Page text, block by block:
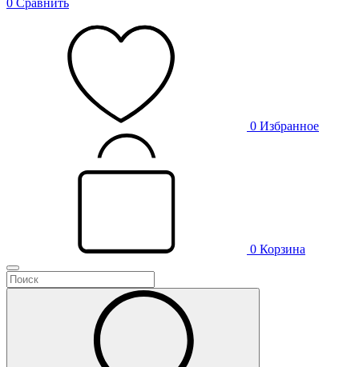
0 Сравнить
0 Избранное
0 Корзина